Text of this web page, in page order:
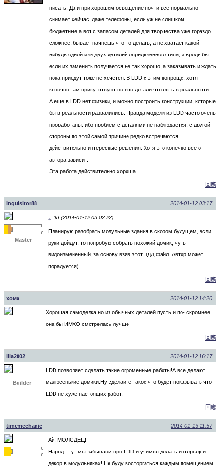
писать. Да и при хорошем освещение почти все нормально
снимает сейчас, даже телефоны, если уж не слишком
бюджетные,а вот с запасом деталей для творчества уже гораздо
сложнее, бывает начнешь что-то делать, а не хватает какой
нибудь одной или двух деталей определенного типа, и вроде бы
если их заменить получается не так хорошо, а заказывать и ждать
пока приедут тоже не хочется. В LDD с этим попроще, хотя
конечно там присутствуют не все детали что есть в реальности.
А еще в LDD нет физики, и можно построить конструкции, которые
бы в реальности развалились. Правда модели из LDD часто очень
проработаны, ибо проблем с деталями не наблюдается, с другой
стороны по этой самой причине редко встречаются
действительно интересные решения. Хотя это конечно все от
автора зависит.
Эта работа действительно хороша.
回應
Inquisitor88 2014-01-12 03:17
Master
↵ tkf (2014-01-12 03:02:22)
Планирую разобрать модульные здания в скором будущем, если
руки дойдут, то попробую собрать похожий домик, чуть
видоизмененный, за основу взяв этот ЛДД файл. Автор может
порадуется)
回應
хома 2014-01-12 14:20
Хорошая самоделка но из обычных деталей пусть и по- скромнее
она бы ИМХО смотрелась лучше
回應
ilia2002 2014-01-12 16:17
Builder
LDD позволяет сделать такие огроменные работы!А все делают
малюсенькие домики.Ну сделайте такое что будет показывать что
LDD не хуже настоящих работ.
回應
timemechanic 2014-01-13 11:57
Ай! МОЛОДЕЦ!
Народ - тут мы забываем про LDD и учимся делать интерьер и
декор в модульниках! Не буду восторгаться каждым помещением